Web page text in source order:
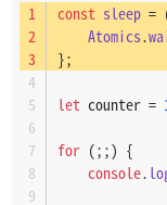
const sleep =
Atomics.
};
let counter =
for (;;) {
console.